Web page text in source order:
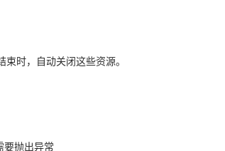
束时，自动关闭这些资源。
抛出异常